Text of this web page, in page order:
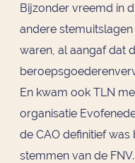
Bijzonder vreemd in
andere
waren, al aangaf dat
En kwam ook TLN
organisatie
de CAO definitief
stemmen van de FNV.